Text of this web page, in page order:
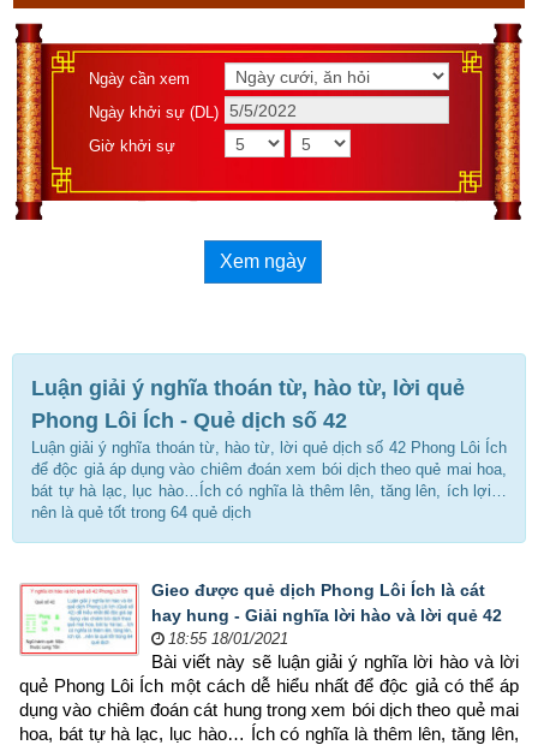
Ngày cần xem
Ngày khởi sự (DL)
Giờ khởi sự
Xem ngày
Luận giải ý nghĩa thoán từ, hào từ, lời quẻ
Phong Lôi Ích - Quẻ dịch số 42
Luận giải ý nghĩa thoán từ, hào từ, lời quẻ dịch số 42 Phong Lôi Ích
để độc giả áp dụng vào chiêm đoán xem bói dịch theo quẻ mai hoa,
bát tự hà lạc, lục hào…Ích có nghĩa là thêm lên, tăng lên, ích lợi…
nên là quẻ tốt trong 64 quẻ dịch
Gieo được quẻ dịch Phong Lôi Ích là cát
hay hung - Giải nghĩa lời hào và lời quẻ 42
18:55 18/01/2021
Bài viết này sẽ luận giải ý nghĩa lời hào và lời
quẻ Phong Lôi Ích một cách dễ hiểu nhất để độc giả có thể áp
dụng vào chiêm đoán cát hung trong xem bói dịch theo quẻ mai
hoa, bát tự hà lạc, lục hào… Ích có nghĩa là thêm lên, tăng lên,